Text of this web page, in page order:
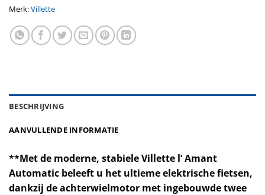
Merk:Villette
BESCHRIJVING
AANVULLENDE INFORMATIE
**Met de moderne, stabiele Villette l’ Amant
Automatic beleeft u het ultieme elektrische fietsen,
dankzij de achterwielmotor met ingebouwde twee